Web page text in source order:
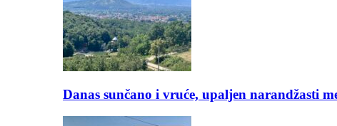
Danas sunčano i vruće, upaljen narandžasti